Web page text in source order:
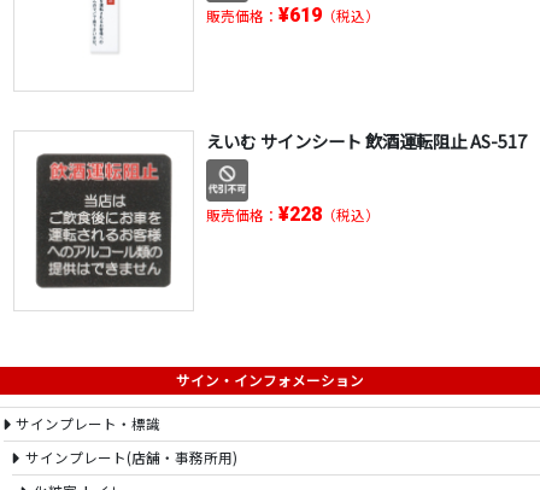
販売価格： ¥619（税込）
えいむ サインシート 飲酒運転阻止 AS-517
販売価格： ¥228（税込）
サイン・インフォメーション
サインプレート・標識
サインプレート(店舗・事務所用)